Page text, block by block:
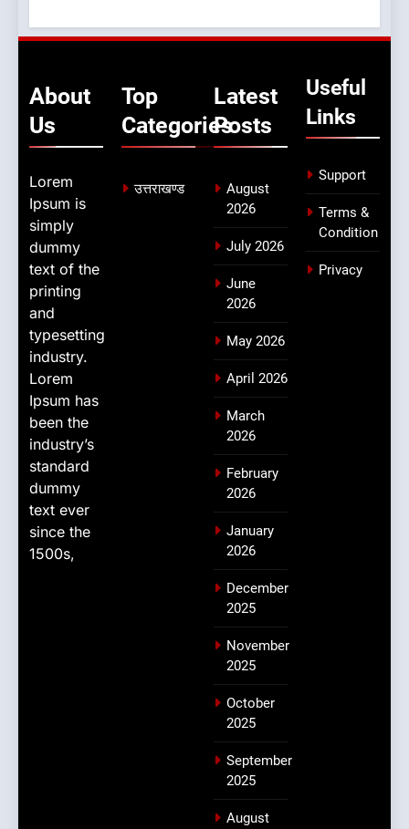
About
Us
Lorem
Ipsum is
simply
dummy
text of the
printing
and
typesetting
industry.
Lorem
Ipsum has
been the
industry’s
standard
dummy
text ever
since the
1500s,
Top
Categories
उत्तराखण्ड
Latest
Posts
August
2026
July 2026
June
2026
May 2026
April 2026
March
2026
February
2026
January
2026
December
2025
November
2025
October
2025
September
2025
August
Useful
Links
Support
Terms &
Condition
Privacy